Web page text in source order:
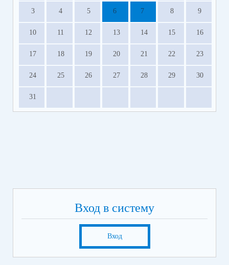
3 4 5 6 7 8 9
10 11 12 13 14 15 16
17 18 19 20 21 22 23
24 25 26 27 28 29 30
31
Вход в систему
Вход